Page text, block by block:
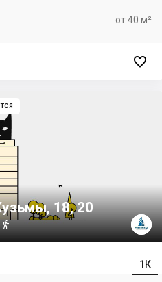
от 40 м²

18, 20

1К